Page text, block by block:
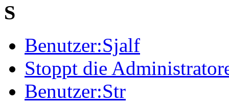
S
Benutzer:Sjalf
Stoppt die
Benutzer:Str